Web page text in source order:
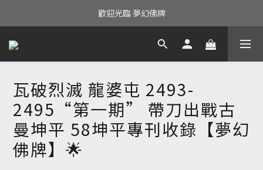
歡迎光臨 夢幻佛牌
瓦破烈滅 龍婆屯 2493-
2495“第一期” 帶刀出戰古
曼坤平 58坤平專刊收錄【夢幻
佛牌】🌟